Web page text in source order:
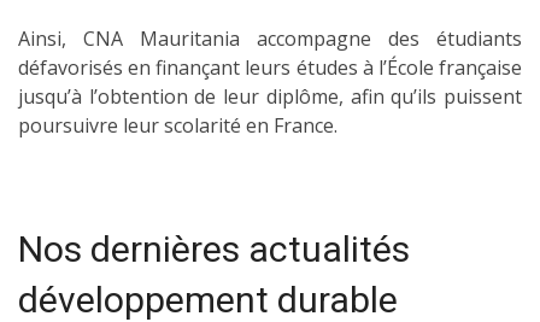
Ainsi, CNA Mauritania accompagne des étudiants
défavorisés en finançant leurs études à l’École française
jusqu’à l’obtention de leur diplôme, afin qu’ils puissent
poursuivre leur scolarité en France.
Nos dernières actualités
développement durable